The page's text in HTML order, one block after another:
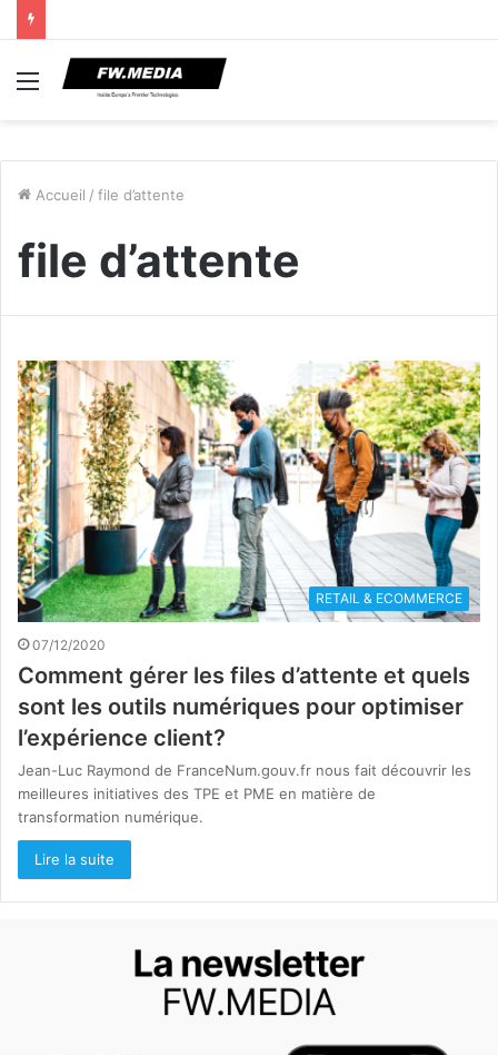
Menu
Accueil / file d’attente
file d’attente
RETAIL & ECOMMERCE
07/12/2020
Comment gérer les files d’attente et quels
sont les outils numériques pour optimiser
l’expérience client?
Jean-Luc Raymond de FranceNum.gouv.fr nous fait découvrir les
meilleures initiatives des TPE et PME en matière de
transformation numérique.
Lire la suite